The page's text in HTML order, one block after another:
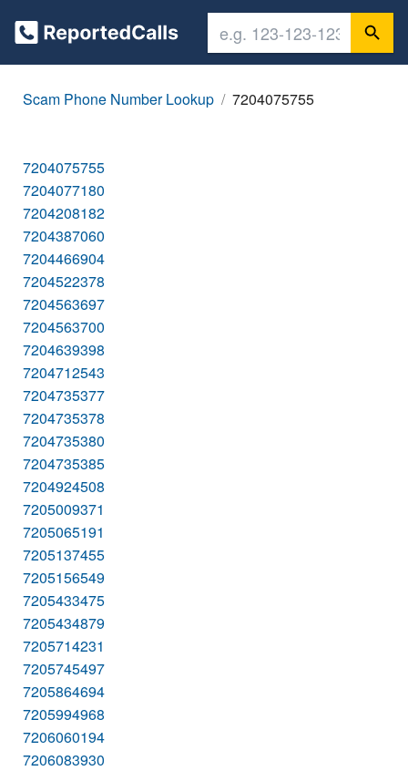
Scam Phone Number Lookup 7204075755
7204075755
7204077180
7204208182
7204387060
7204466904
7204522378
7204563697
7204563700
7204639398
7204712543
7204735377
7204735378
7204735380
7204735385
7204924508
7205009371
7205065191
7205137455
7205156549
7205433475
7205434879
7205714231
7205745497
7205864694
7205994968
7206060194
7206083930